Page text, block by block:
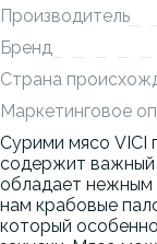
Производитель
Бренд
Страна
Маркетинговое
Сурими мясо VICI
содержит важный
обладает нежным
нам крабовые
который